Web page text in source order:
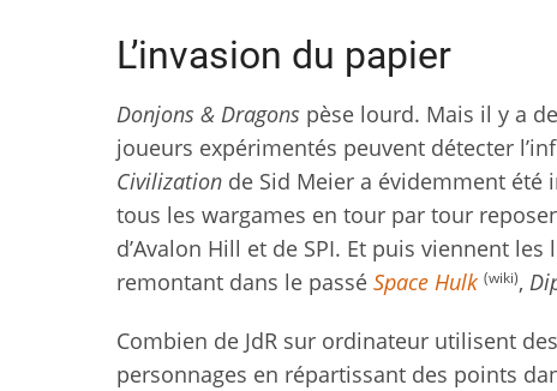
L’invasion du papier
Donjons & Dragons pèse lourd. Mais il y a
joueurs expérimentés peuvent détecter
Civilization de Sid Meier a évidemment
tous les wargames en tour par tour
d’Avalon Hill et de SPI. Et puis viennent
remontant dans le passé Space Hulk (wiki),
Combien de JdR sur ordinateur utilisent
personnages en répartissant des points